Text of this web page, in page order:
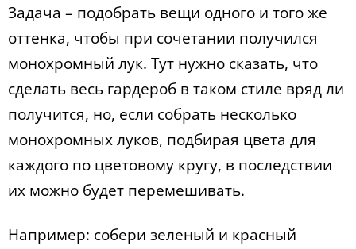
Задача – подобрать вещи одного и того же
оттенка, чтобы при сочетании получился
монохромный лук. Тут нужно сказать, что
сделать весь гардероб в таком стиле вряд ли
получится, но, если собрать несколько
монохромных луков, подбирая цвета для
каждого по цветовому кругу, в последствии
их можно будет перемешивать.
Например: собери зеленый и красный